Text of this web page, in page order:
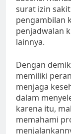
surat izin
pengambilan
penjadwalan
lainnya.
Dengan
memiliki
menjaga
dalam
karena itu,
memahami